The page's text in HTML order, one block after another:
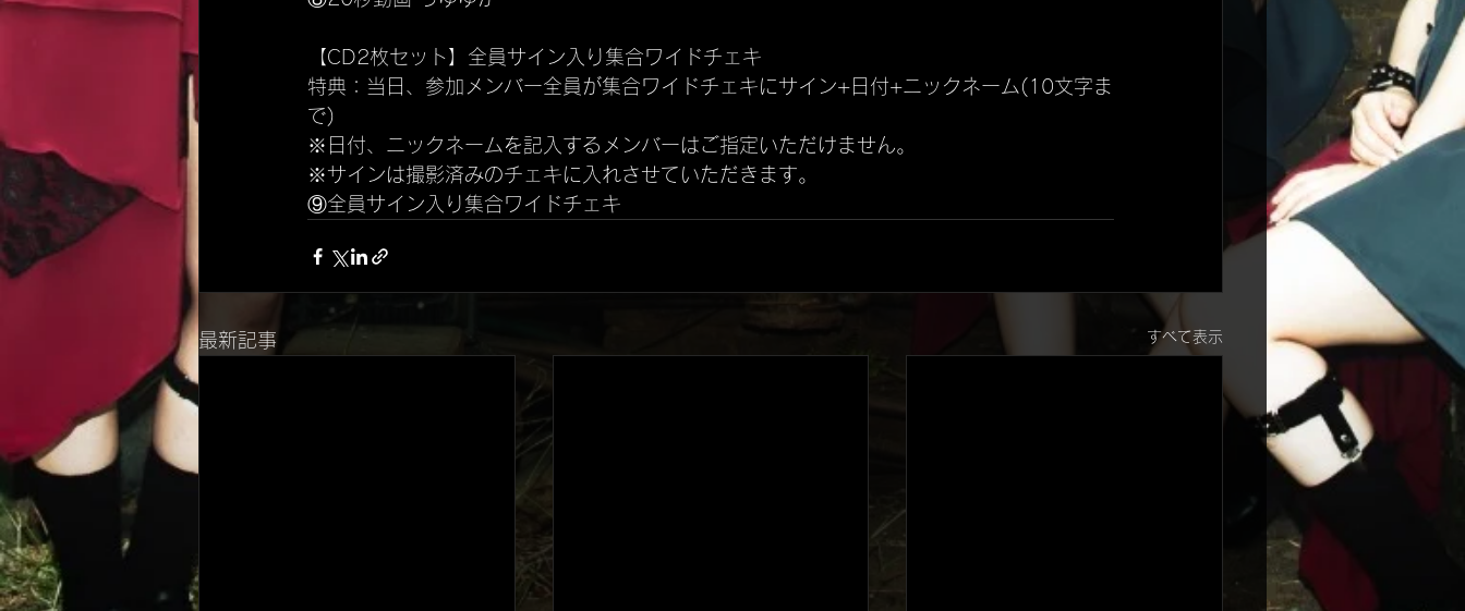
【CD2枚セット】全員サイン入り集合ワイドチェキ
特典：当日、参加メンバー全員が集合ワイドチェキにサイン+日付+ニックネーム(10文字ま
で)
※日付、ニックネームを記入するメンバーはご指定いただけません。
※サインは撮影済みのチェキに入れさせていただきます。
⑨全員サイン入り集合ワイドチェキ
最新記事 すべて表示